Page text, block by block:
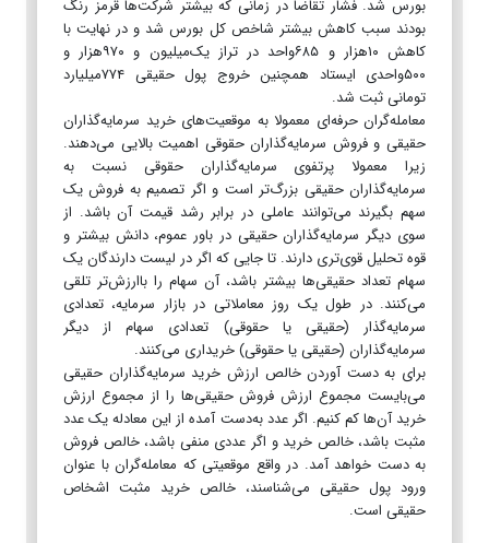
بورس شد. فشار تقاضا در زمانی که بیشتر شرکت‌ها قرمز رنگ
بودند سبب کاهش بیشتر شاخص کل بورس شد و در نهایت با
کاهش ۱۰هزار و ۶۸۵واحد در تراز یک‌میلیون و ۹۷۰هزار و
۵۰۰واحدی ایستاد همچنین خروج پول حقیقی ۷۷۴میلیارد
تومانی ثبت شد.
معامله‌گران حرفه‌ای معمولا به موقعیت‌های خرید سرمایه‌گذاران
حقیقی و فروش سرمایه‌گذاران حقوقی اهمیت بالایی می‌دهند.
زیرا معمولا پرتفوی سرمایه‌گذاران حقوقی نسبت به
سرمایه‌گذاران حقیقی بزرگ‌تر است و اگر تصمیم به فروش یک
سهم بگیرند می‌توانند عاملی در برابر رشد قیمت آن باشد. از
سوی دیگر سرمایه‌گذاران حقیقی در باور عموم، دانش بیشتر و
قوه تحلیل قوی‌تری دارند. تا جایی که اگر در لیست دارندگان یک
سهام تعداد حقیقی‌ها بیشتر باشد، آن سهام را باارزش‌تر تلقی
می‌کنند. در طول یک روز معاملاتی در بازار سرمایه، تعدادی
سرمایه‌گذار (حقیقی یا حقوقی) تعدادی سهام از دیگر
سرمایه‌گذاران (حقیقی یا حقوقی) خریداری می‌کنند.
برای به دست آوردن خالص ارزش خرید سرمایه‌گذاران حقیقی
می‌بایست مجموع ارزش فروش حقیقی‌ها را از مجموع ارزش
خرید آن‌ها کم کنیم. اگر عدد به‌دست آمده از این معادله یک عدد
مثبت باشد، خالص خرید و اگر عددی منفی باشد، خالص فروش
به دست خواهد آمد. در واقع موقعیتی که معامله‌گران با عنوان
ورود پول حقیقی می‌شناسند، خالص خرید مثبت اشخاص
حقیقی است.